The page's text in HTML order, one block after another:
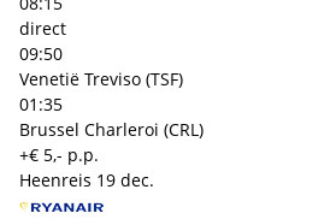
direct
09:50
Venetië Treviso (TSF)
01:35
Brussel Charleroi (CRL)
+€ 5,- p.p.
Heenreis 19 dec.